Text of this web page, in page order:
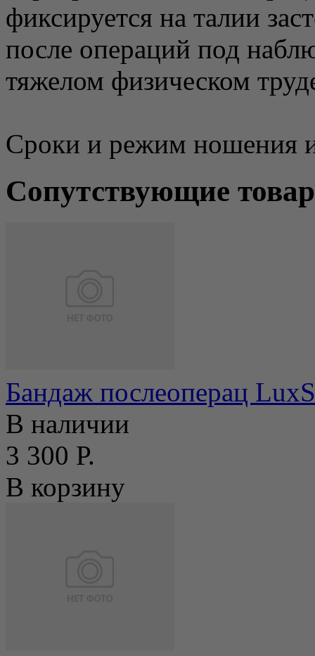
фиксируется на талии
после операций под
тяжелом физическом
Сроки и режим ношения
Сопутствующие
Бандаж послеоперац
В наличии
3 300 Р.
В корзину